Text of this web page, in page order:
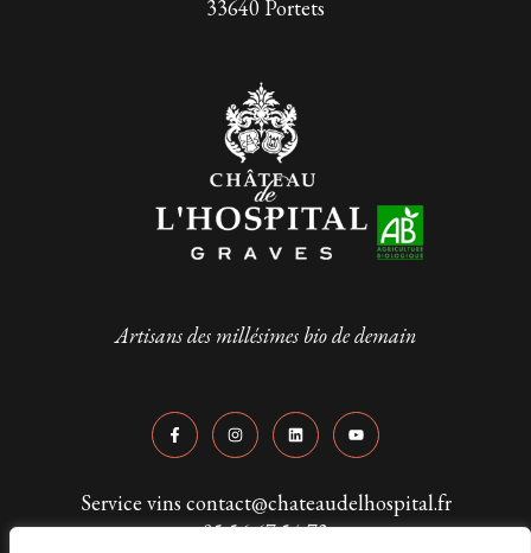
33640 Portets
Artisans des millésimes bio de demain
Service vins contact@chateaudelhospital.fr
05 56 67 54 73